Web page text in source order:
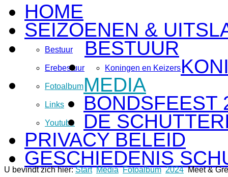
HOME
SEIZOENEN &
BESTUUR
Bestuur
Erebestuur Koningen en Keizers
MEDIA
Fotoalbum
Links
Youtube
BONDSFEEST
DE
PRIVACY BELEID
GESCHIEDENIS
U bevindt zich hier:Start Media Fotoalbum 2024 Meet &